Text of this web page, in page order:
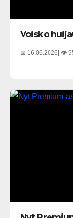
Voisko
📅 16.06.2026 | 👁️